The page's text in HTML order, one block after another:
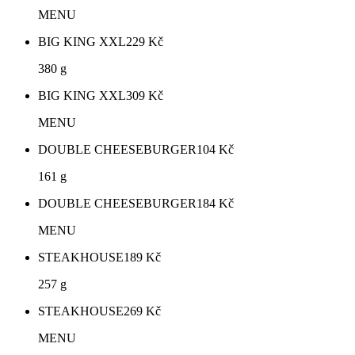
MENU
BIG KING XXL229 Kč
380 g
BIG KING XXL309 Kč
MENU
DOUBLE CHEESEBURGER104 Kč
161 g
DOUBLE CHEESEBURGER184 Kč
MENU
STEAKHOUSE189 Kč
257 g
STEAKHOUSE269 Kč
MENU